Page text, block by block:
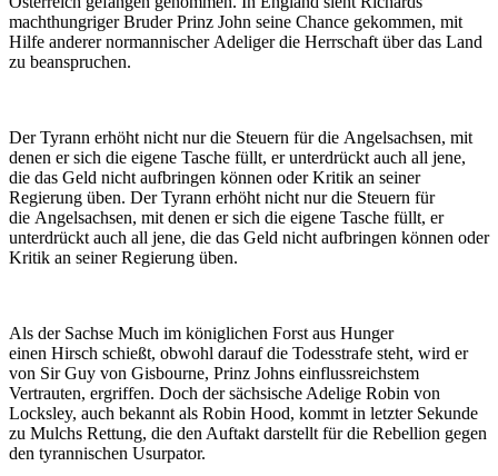
machthungriger Bruder Prinz John seine Chance gekommen, mit
Hilfe anderer normannischer Adeliger die Herrschaft über das Land
zu beanspruchen.
Der Tyrann erhöht nicht nur die Steuern für die Angelsachsen, mit
denen er sich die eigene Tasche füllt, er unterdrückt auch all jene,
die das Geld nicht aufbringen können oder Kritik an seiner
Regierung üben. Der Tyrann erhöht nicht nur die Steuern für
die Angelsachsen, mit denen er sich die eigene Tasche füllt, er
unterdrückt auch all jene, die das Geld nicht aufbringen können oder
Kritik an seiner Regierung üben.
Als der Sachse Much im königlichen Forst aus Hunger
einen Hirsch schießt, obwohl darauf die Todesstrafe steht, wird er
von Sir Guy von Gisbourne, Prinz Johns einflussreichstem
Vertrauten, ergriffen. Doch der sächsische Adelige Robin von
Locksley, auch bekannt als Robin Hood, kommt in letzter Sekunde
zu Mulchs Rettung, die den Auftakt darstellt für die Rebellion gegen
den tyrannischen Usurpator.